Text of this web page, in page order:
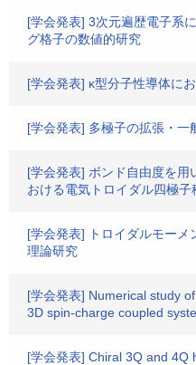
[学会発表] 3次元遍歴電子系
グ格子の数値的研究
[学会発表] κ型分子性導体に
[学会発表] 多極子の拡張・一
[学会発表] ボンド自由度を用
おける電気トロイダル四極
[学会発表] トロイダルモーメ
理論研究
[学会発表] Numerical study
3D spin-charge coupled
[学会発表] Chiral 3Q and 4Q